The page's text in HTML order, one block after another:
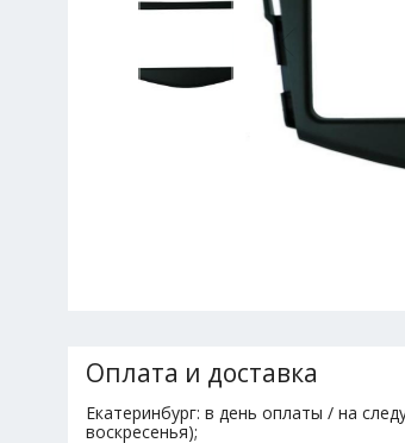
Оплата и доставка
Екатеринбург: в день оплаты / на
воскресенья);